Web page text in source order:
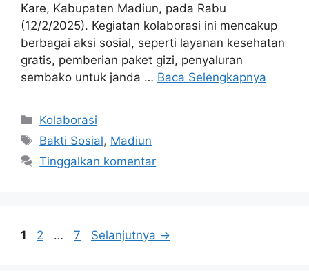
Kare, Kabupaten Madiun, pada Rabu
(12/2/2025). Kegiatan kolaborasi ini mencakup
berbagai aksi sosial, seperti layanan kesehatan
gratis, pemberian paket gizi, penyaluran
sembako untuk janda … Baca Selengkapnya
Kolaborasi
Bakti Sosial, Madiun
Tinggalkan komentar
1 2 … 7 Selanjutnya →